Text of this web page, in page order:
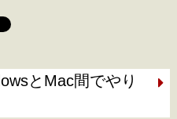
とMac間でやり